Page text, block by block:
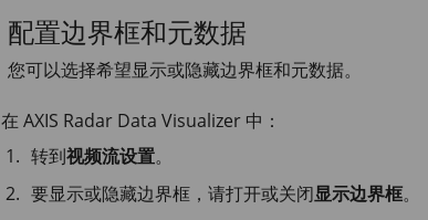
配置边界框和元数据
您可以选择希望显示或隐藏边界框和元数据。
在 AXIS Radar Data Visualizer 中：
转到视频流设置。
要显示或隐藏边界框，请打开或关闭显示边界框。